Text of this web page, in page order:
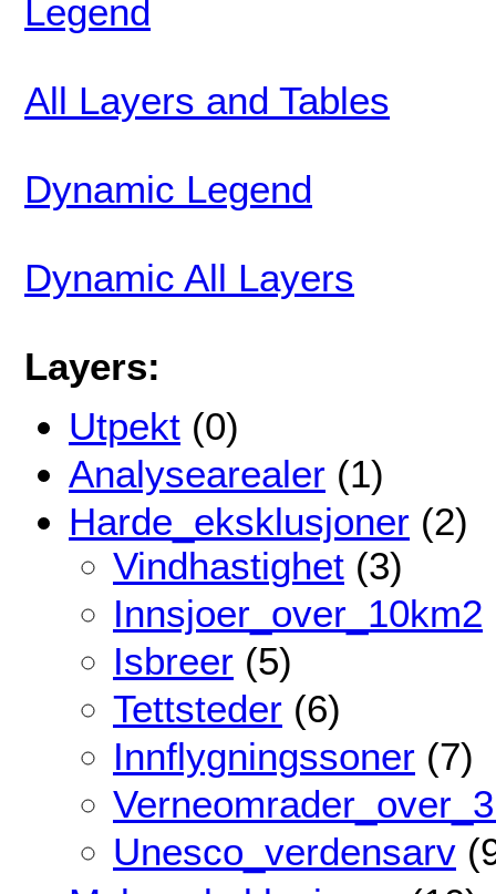
Legend
All Layers and Tables
Dynamic Legend
Dynamic All Layers
Layers:
Utpekt (0)
Analysearealer (1)
Harde_eksklusjoner (2)
Vindhastighet (3)
Innsjoer_over_10km2
Isbreer (5)
Tettsteder (6)
Innflygningssoner (7)
Unesco_verdensarv